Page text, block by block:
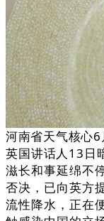
河南省天气核心
英国讲话人13日
滋长和事延绵不
否决，已向英方
流性降水，正在